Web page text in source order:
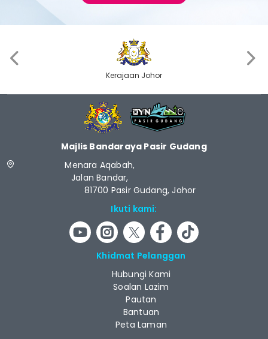
Kerajaan Johor
Majlis Bandaraya Pasir Gudang
Menara Aqabah,
Jalan Bandar,
81700 Pasir Gudang, Johor
Ikuti kami:
Khidmat Pelanggan
Hubungi Kami
Soalan Lazim
Pautan
Bantuan
Peta Laman